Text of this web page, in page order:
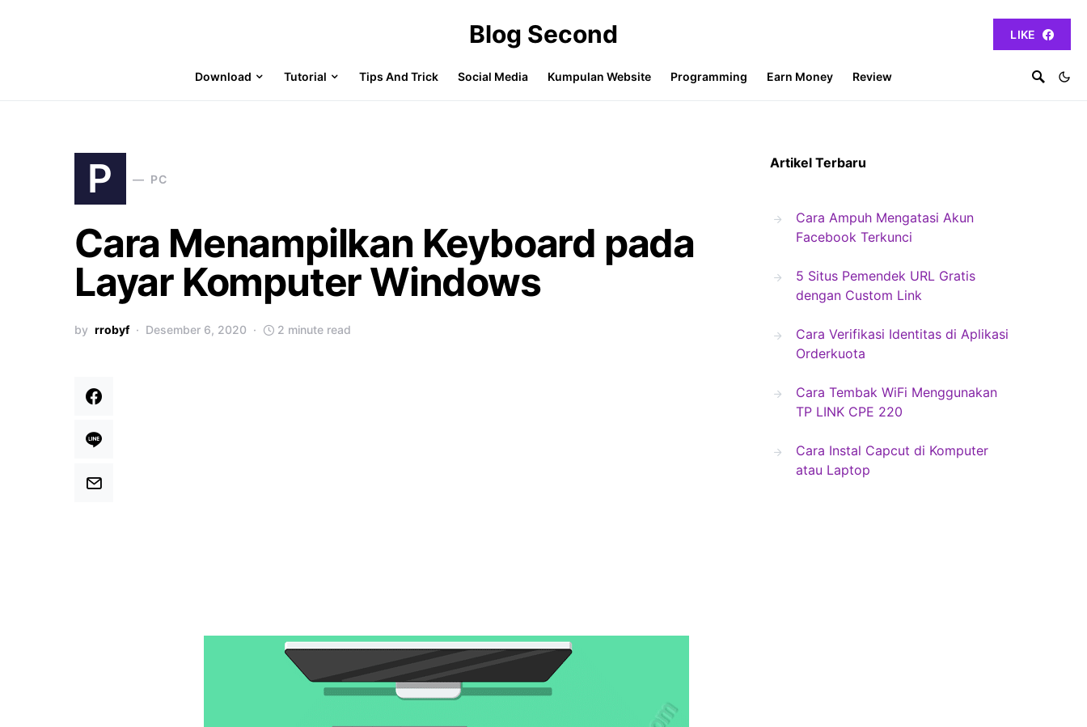
Blog Second LIKE
Download Tutorial Tips And Trick Social Media Kumpulan Website Programming Earn Money Review
P PC
Cara Menampilkan Keyboard pada
Layar Komputer Windows
by rrobyf Desember 6, 2020 2 minute read
Artikel Terbaru
Cara Ampuh Mengatasi Akun
Facebook Terkunci
5 Situs Pemendek URL Gratis
dengan Custom Link
Cara Verifikasi Identitas di Aplikasi
Orderkuota
Cara Tembak WiFi Menggunakan
TP LINK CPE 220
Cara Instal Capcut di Komputer
atau Laptop